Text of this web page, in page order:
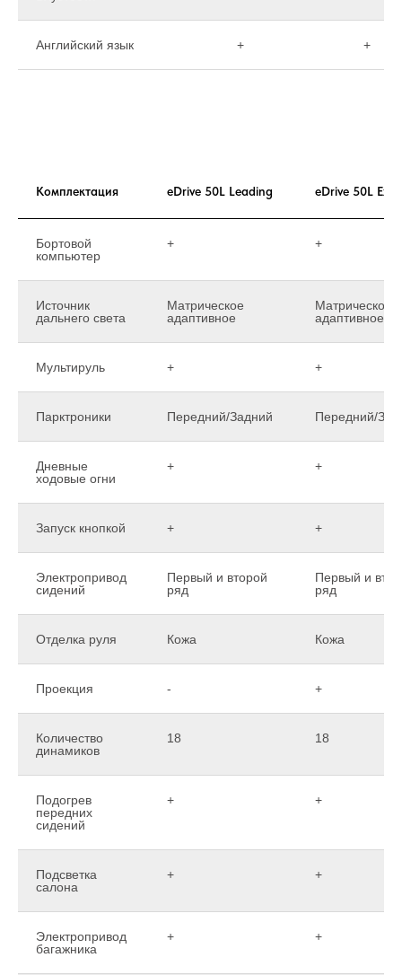
Английский язык + +
Комплектация eDrive 50L Leading eDrive 50L
Бортовой
компьютер
+ +
Источник
дальнего света
Матрическое
адаптивное
Матрическое
адаптивное
Мультируль + +
Парктроники Передний/Задний Передний/
Дневные
ходовые огни
+ +
Запуск кнопкой + +
Электропривод
сидений
Первый и второй
ряд
Первый и
ряд
Отделка руля Кожа Кожа
Проекция - +
Количество
динамиков
18 18
Подогрев
передних
сидений
+ +
Подсветка
салона
+ +
Электропривод
багажника
+ +